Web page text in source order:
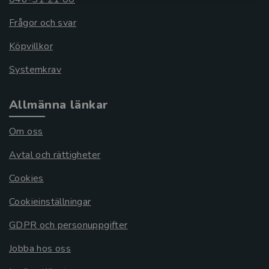
Frågor och svar
Köpvillkor
Systemkrav
Allmänna länkar
Om oss
Avtal och rättigheter
Cookies
Cookieinställningar
GDPR och personuppgifter
Jobba hos oss